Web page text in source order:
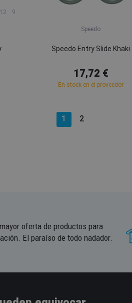
12 9
Speedo
Speedo Entry Slide Khaki
17,72 €
En stock en el proveedor
1 2
oferta de productos para
El paraíso de todo nadador.